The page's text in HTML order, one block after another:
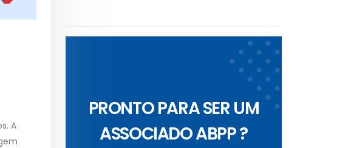
A
PRONTO PARA SER UM
ASSOCIADO ABPP ?